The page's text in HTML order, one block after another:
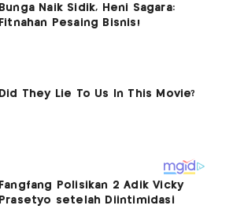
Bunga Naik Sidik, Heni Sagara:
Fitnahan Pesaing Bisnis!
Fangfang Polisikan 2 Adik Vicky
Prasetyo setelah Diintimidasi